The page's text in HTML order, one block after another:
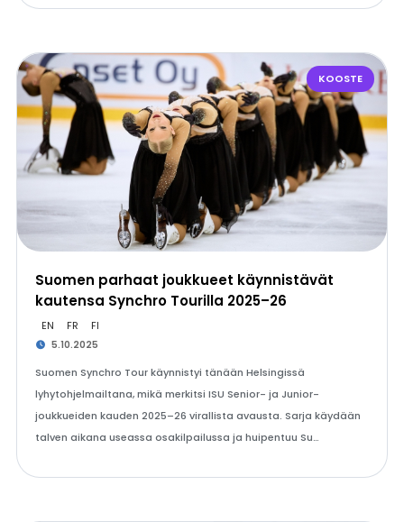
KOOSTE
Suomen parhaat joukkueet käynnistävät
kautensa Synchro Tourilla 2025–26
EN FR FI
5.10.2025
Suomen Synchro Tour käynnistyi tänään Helsingissä
lyhytohjelmailtana, mikä merkitsi ISU Senior- ja Junior-
joukkueiden kauden 2025–26 virallista avausta. Sarja käydään
talven aikana useassa osakilpailussa ja huipentuu Su…